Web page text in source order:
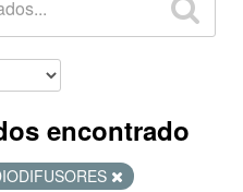
encontrado